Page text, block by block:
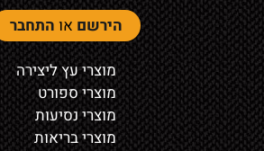
הירשם או התחבר
מוצרי עץ ליצירה
מוצרי ספורט
מוצרי נסיעות
מוצרי בריאות